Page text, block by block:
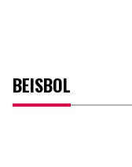
BEISBOL